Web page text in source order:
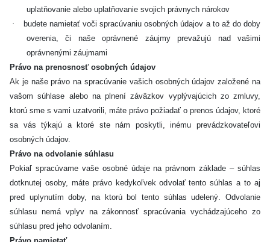
uplatňovanie alebo uplatňovanie svojich právnych nárokov
·
budete namietať voči spracúvaniu osobných údajov a to až do doby
overenia, či naše oprávnené záujmy prevažujú nad vašimi
oprávnenými záujmami
Právo na prenosnosť osobných údajov
Ak je naše právo na spracúvanie vašich osobných údajov založené na
vašom súhlase alebo na plnení záväzkov vyplývajúcich zo zmluvy,
ktorú sme s vami uzatvorili, máte právo požiadať o prenos údajov, ktoré
sa vás týkajú a ktoré ste nám poskytli, inému prevádzkovateľovi
osobných údajov.
Právo na odvolanie súhlasu
Pokiaľ spracúvame vaše osobné údaje na právnom základe – súhlas
dotknutej osoby, máte právo kedykoľvek odvolať tento súhlas a to aj
pred uplynutím doby, na ktorú bol tento súhlas udelený. Odvolanie
súhlasu nemá vplyv na zákonnosť spracúvania vychádzajúceho zo
súhlasu pred jeho odvolaním.